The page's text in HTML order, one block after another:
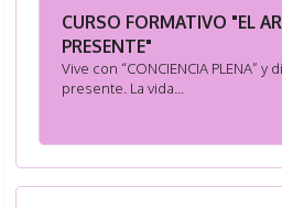
CURSO FORMATIVO "EL
PRESENTE"
Vive con “CONCIENCIA PLENA”
presente. La vida...